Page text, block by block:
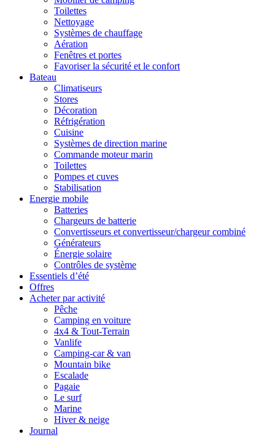
Toilettes
Nettoyage
Systèmes de chauffage
Aération
Fenêtres et portes
Favoriser la sécurité et le confort
Bateau
Climatiseurs
Stores
Décoration
Réfrigération
Cuisine
Systèmes de direction marine
Commande moteur marin
Toilettes
Pompes et cuves
Stabilisation
Energie mobile
Batteries
Chargeurs de batterie
Convertisseurs et convertisseur/chargeur combiné
Générateurs
Énergie solaire
Contrôles de système
Essentiels d’été
Offres
Acheter par activité
Pêche
Camping en voiture
4x4 & Tout-Terrain
Vanlife
Camping-car & van
Mountain bike
Escalade
Pagaie
Le surf
Marine
Hiver & neige
Journal